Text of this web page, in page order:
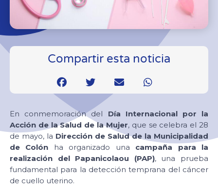
Compartir esta noticia
En conmemoración del Día Internacional por la
Acción de la Salud de la Mujer, que se celebra el 28
de mayo, la Dirección de Salud de la Municipalidad
de Colón ha organizado una campaña para la
realización del Papanicolaou (PAP), una prueba
fundamental para la detección temprana del cáncer
de cuello uterino.